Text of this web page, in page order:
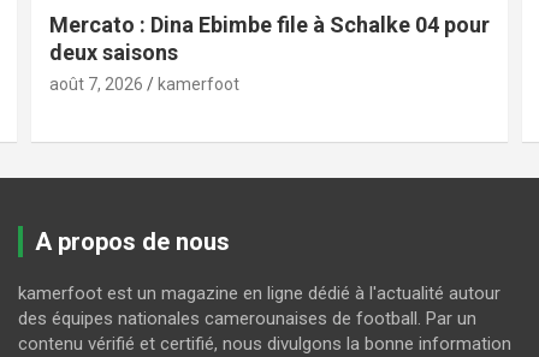
Mercato : Dina Ebimbe file à Schalke 04 pour
deux saisons
août 7, 2026 kamerfoot
A propos de nous
kamerfoot est un magazine en ligne dédié à l'actualité autour
des équipes nationales camerounaises de football. Par un
contenu vérifié et certifié, nous divulgons la bonne information